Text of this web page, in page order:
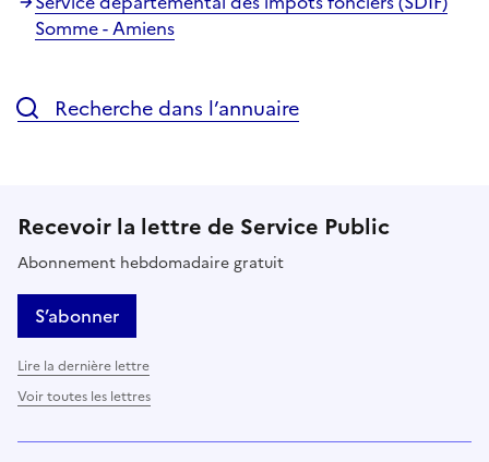
Somme - Amiens
Recherche dans l’annuaire
Recevoir la lettre de Service Public
Abonnement hebdomadaire gratuit
S’abonner
Lire la dernière lettre
Voir toutes les lettres